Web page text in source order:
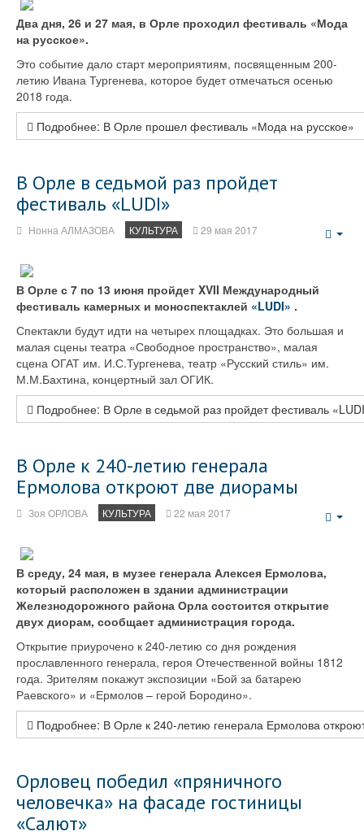
Два дня, 26 и 27 мая, в Орле проходил фестиваль «Мода
на русское».
Это событие дало старт мероприятиям, посвященным 200-
летию Ивана Тургенева, которое будет отмечаться осенью
2018 года.
Подробнее: В Орле прошел фестиваль «Мода на русское»
В Орле в седьмой раз пройдет
фестиваль «LUDI»
Нонна АЛМАЗОВА КУЛЬТУРА 29 мая 2017
В Орле с 7 по 13 июня пройдет XVII Международный
фестиваль камерных и моноспектаклей «LUDI» .
Спектакли будут идти на четырех площадках. Это большая и
малая сцены театра «Свободное пространство», малая
сцена ОГАТ им. И.С.Тургенева, театр «Русский стиль» им.
М.М.Бахтина, концертный зал ОГИК.
Подробнее: В Орле в седьмой раз пройдет фестиваль
В Орле к 240-летию генерала
Ермолова откроют две диорамы
Зоя ОРЛОВА КУЛЬТУРА 22 мая 2017
В среду, 24 мая, в музее генерала Алексея Ермолова,
который расположен в здании администрации
Железнодорожного района Орла состоится открытие
двух диорам, сообщает администрация города.
Открытие приурочено к 240-летию со дня рождения
прославленного генерала, героя Отечественной войны 1812
года. Зрителям покажут экспозиции «Бой за батарею
Раевского» и «Ермолов – герой Бородино».
Подробнее: В Орле к 240-летию генерала Ермолова
Орловец победил «пряничного
человечка» на фасаде гостиницы
«Салют»